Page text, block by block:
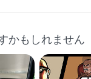
かもしれません